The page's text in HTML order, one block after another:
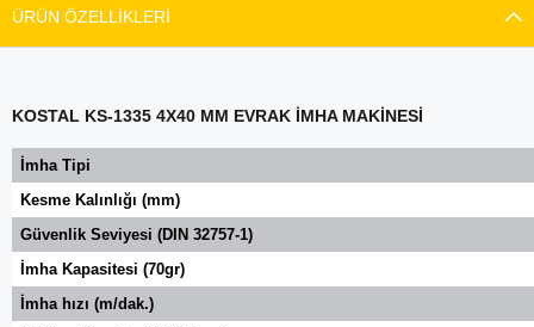
ÜRÜN ÖZELLIKLERI
KOSTAL KS-1335 4X40 MM EVRAK İMHA MAKİNESİ
İmha Tipi
Kesme Kalınlığı (mm)
Güvenlik Seviyesi (DIN 32757-1)
İmha Kapasitesi (70gr)
İmha hızı (m/dak.)